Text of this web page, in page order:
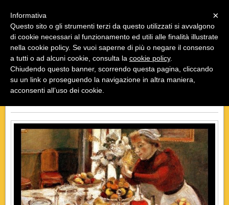
INDIETRO « »
×
Informativa
Questo sito o gli strumenti terzi da questo utilizzati si avvalgono
di cookie necessari al funzionamento ed utili alle finalità illustrate
nella cookie policy. Se vuoi saperne di più o negare il consenso
a tutti o ad alcuni cookie, consulta la cookie policy.
Chiudendo questo banner, scorrendo questa pagina, cliccando
su un link o proseguendo la navigazione in altra maniera,
acconsenti all’uso dei cookie.